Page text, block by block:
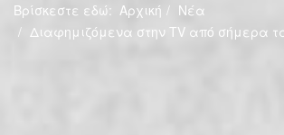
Βρίσκεστε εδώ: Αρχική
Νέα
Διαφημιζόμενα στην TV από σήμερα